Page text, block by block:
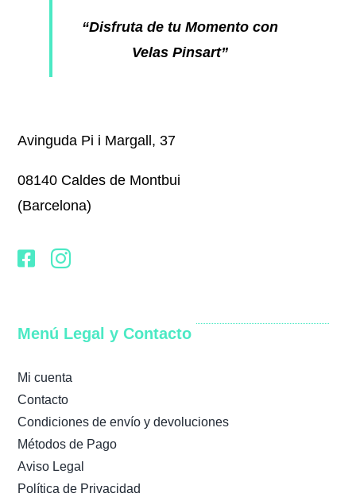
“Disfruta de tu Momento con
Velas Pinsart”
Avinguda Pi i Margall, 37
08140 Caldes de Montbui
(Barcelona)
Menú Legal y Contacto
Mi cuenta
Contacto
Condiciones de envío y devoluciones
Métodos de Pago
Aviso Legal
Política de Privacidad